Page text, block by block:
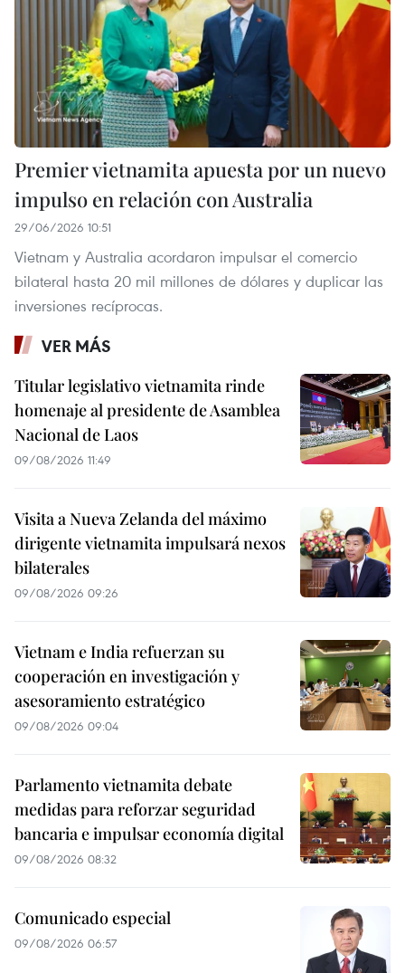
Premier vietnamita apuesta por un nuevo
impulso en relación con Australia
29/06/2026 10:51
Vietnam y Australia acordaron impulsar el comercio
bilateral hasta 20 mil millones de dólares y duplicar las
inversiones recíprocas.
VER MÁS
Titular legislativo vietnamita rinde
homenaje al presidente de Asamblea
Nacional de Laos
09/08/2026 11:49
Visita a Nueva Zelanda del máximo
dirigente vietnamita impulsará nexos
bilaterales
09/08/2026 09:26
Vietnam e India refuerzan su
cooperación en investigación y
asesoramiento estratégico
09/08/2026 09:04
Parlamento vietnamita debate
medidas para reforzar seguridad
bancaria e impulsar economía digital
09/08/2026 08:32
Comunicado especial
09/08/2026 06:57